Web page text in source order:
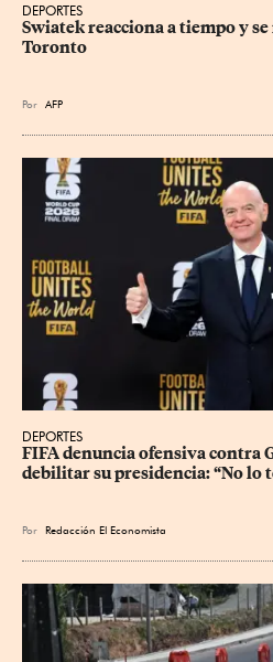
DEPORTES
Swiatek reacciona a tiempo y
Toronto
Por AFP
DEPORTES
FIFA denuncia ofensiva contra
debilitar su presidencia: “No lo
Por Redacción El Economista